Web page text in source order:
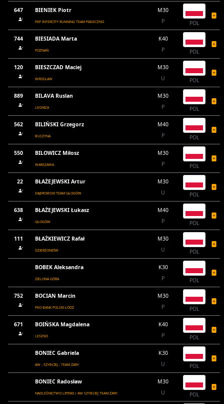
647 BIENIEK Piotr
PKP INTERCITY RUNNING TEAM PIASECZNO
M30
P
POL
744 BIESIADA Marta
POZNAŃ
K40
P
POL
120 BIESZCZAD Maciej
WROCŁAW
M30
U
POL
889 BILAVA Ruslan
LEGNICA
M30
P
POL
562 BILIŃSKI Grzegorz
BUCZYNA
M40
P
POL
550 BILOWICZ Miłosz
WARSZAWA
M30
P
POL
22 BŁAŻEJEWSKI Artur
DĄBROWSKI TEAM GŁOGÓW
M30
U
POL
638 BŁAŻEJEWSKI Łukasz
GŁOGÓW
M40
P
POL
111 BŁAŻKIEWICZ Rafał
DZIERŻONIÓW
M30
U
POL
BOBEK Aleksandra
ZIELONA GÓRA
K30
P
POL
752 BOCIAN Marcin
PKO BANK POLSKI ŁÓDŹ
M30
P
POL
671 BOIŃSKA Magdalena
LESZNO
K40
P
POL
BONIEC Gabriela
AW - SZYBCIEJ - TEAM ŻARY
K30
U
POL
BONIEC Radosław
NADLEŚNICTWO LIPINKI / AW SZYBCIEJ TEAM ŻARY
M30
U
POL